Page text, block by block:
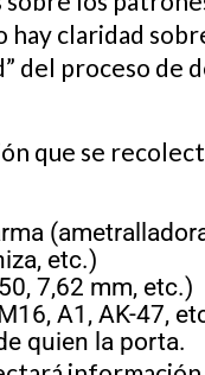
hay claridad
del proceso de
que se
etc.)
7,62 mm, etc.)
A1, AK-47,
quien la porta.